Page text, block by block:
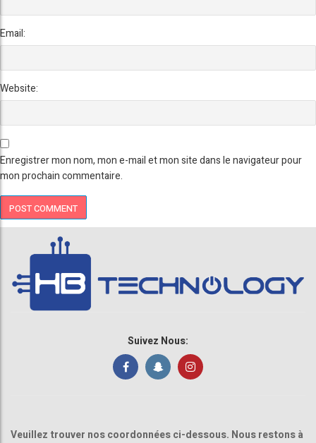
Email:
Website:
Enregistrer mon nom, mon e-mail et mon site dans le navigateur pour
mon prochain commentaire.
Suivez Nous:
Veuillez trouver nos coordonnées ci-dessous. Nous restons à